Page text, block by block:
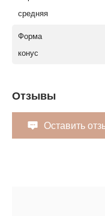
средняя
Форма
конус
Отзывы
Оставить